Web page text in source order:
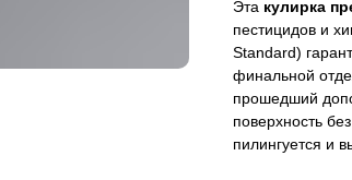
Эта кулирка
пестицидов и
Standard)
финальной
прошедший
поверхность
пилингуется и